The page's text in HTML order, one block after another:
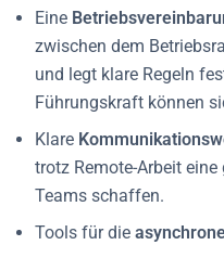
Eine
zwischen dem
und legt klare Regeln
Führungskraft können
Klare
trotz Remote-Arbeit
Teams schaffen.
Tools für die